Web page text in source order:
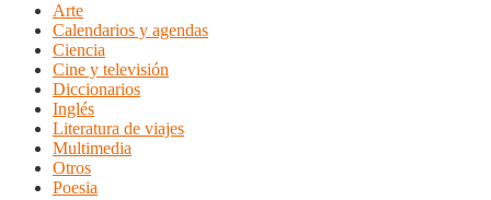
Arte
Calendarios y agendas
Ciencia
Cine y televisión
Diccionarios
Inglés
Literatura de viajes
Multimedia
Otros
Poesia